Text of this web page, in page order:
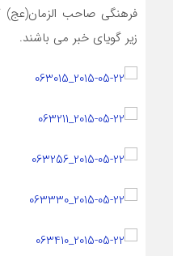
فرهنگی صاحب الزمان(عج)
زیر گویای خبر می باشند.